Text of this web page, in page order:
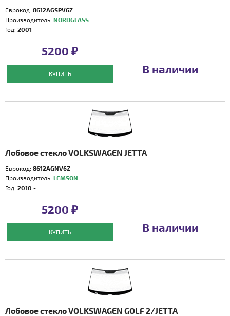
Еврокод: 8612AGSPV6Z
Производитель: NORDGLASS
Год: 2001 -
5200 ₽
КУПИТЬ В наличии
Лобовое стекло VOLKSWAGEN JETTA
Еврокод: 8612AGNV6Z
Производитель: LEMSON
Год: 2010 -
5200 ₽
КУПИТЬ В наличии
Лобовое стекло VOLKSWAGEN GOLF 2/JETTA